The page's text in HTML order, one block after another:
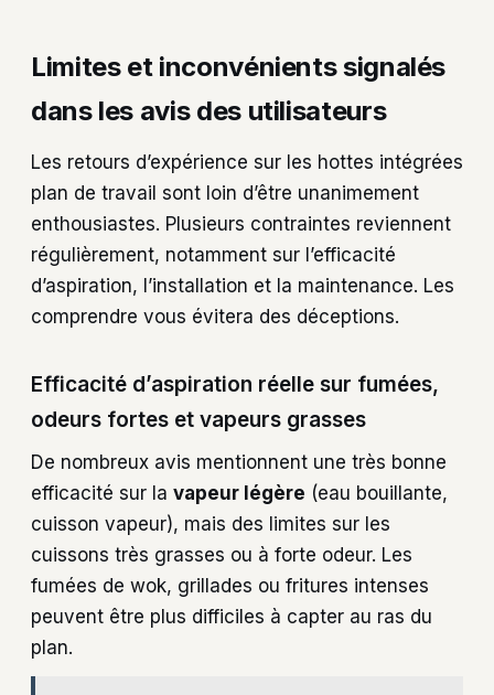
Limites et inconvénients signalés
dans les avis des utilisateurs
Les retours d’expérience sur les hottes intégrées
plan de travail sont loin d’être unanimement
enthousiastes. Plusieurs contraintes reviennent
régulièrement, notamment sur l’efficacité
d’aspiration, l’installation et la maintenance. Les
comprendre vous évitera des déceptions.
Efficacité d’aspiration réelle sur fumées,
odeurs fortes et vapeurs grasses
De nombreux avis mentionnent une très bonne
efficacité sur la vapeur légère (eau bouillante,
cuisson vapeur), mais des limites sur les
cuissons très grasses ou à forte odeur. Les
fumées de wok, grillades ou fritures intenses
peuvent être plus difficiles à capter au ras du
plan.